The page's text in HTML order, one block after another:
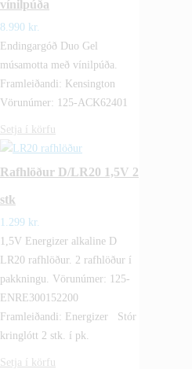
vínilpúða
8.990 kr.
Endingargóð Duo Gel
músamotta með vínilpúða.
Framleiðandi: Kensington
Vörunúmer: 125-ACK62401
Setja í körfu
Rafhlöður D/LR20 1,5V 2
stk
1.299 kr.
1,5V Energizer alkaline D
LR20 rafhlöður. 2 rafhlöður í
pakkningu. Vörunúmer: 125-
ENRE300152200
Framleiðandi: Energizer Stór
kringlótt 2 stk. í pk.
Setja í körfu